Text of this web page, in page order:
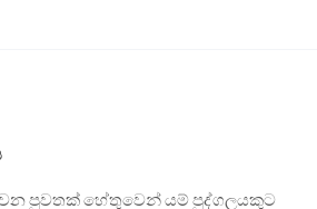
පුවතක් හේතුවෙන් යම් පුද්ගලයකුට